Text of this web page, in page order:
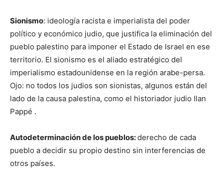
Sionismo: ideología racista e imperialista del poder
político y económico judio, que justifica la eliminación del
pueblo palestino para imponer el Estado de Israel en ese
territorio. El sionismo es el aliado estratégico del
imperialismo estadounidense en la región arabe-persa.
Ojo: no todos los judios son sionistas, algunos están del
lado de la causa palestina, como el historiador judio Ilan
Pappé .
Autodeterminación de los pueblos:derecho de cada
pueblo a decidir su propio destino sin interferencias de
otros países.